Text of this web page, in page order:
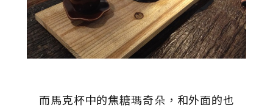
而馬克杯中的焦糖瑪奇朵，和外面的也